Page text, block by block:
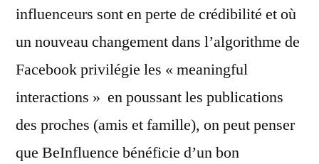
influenceurs sont en perte de crédibilité et où
un nouveau changement dans l’algorithme de
Facebook privilégie les « meaningful
interactions » en poussant les publications
des proches (amis et famille), on peut penser
que BeInfluence bénéficie d’un bon